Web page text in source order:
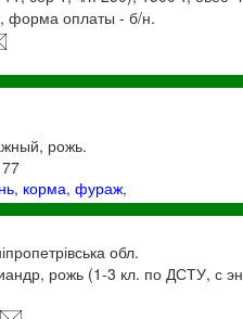
форма оплаты - б/н.
рожь.
, корма,фураж,
обл.
рожь (1-3 кл. по ДСТУ, с